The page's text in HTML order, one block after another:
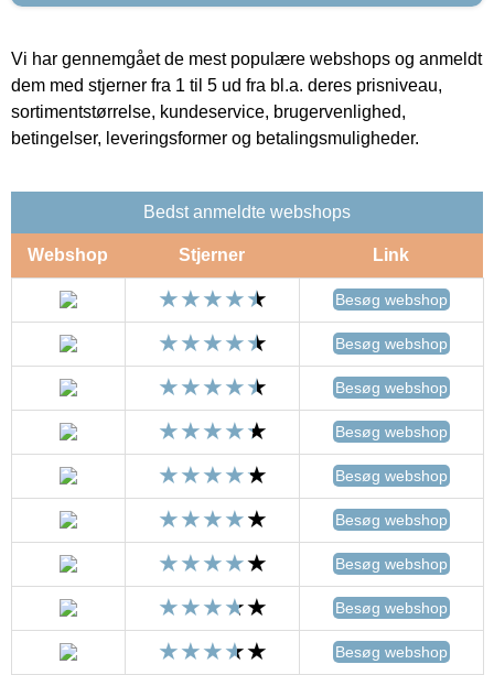
Vi har gennemgået de mest populære webshops og anmeldt
dem med stjerner fra 1 til 5 ud fra bl.a. deres prisniveau,
sortimentstørrelse, kundeservice, brugervenlighed,
betingelser, leveringsformer og betalingsmuligheder.
Bedst anmeldte webshops
Webshop Stjerner Link
Besøg webshop
Besøg webshop
Besøg webshop
Besøg webshop
Besøg webshop
Besøg webshop
Besøg webshop
Besøg webshop
Besøg webshop